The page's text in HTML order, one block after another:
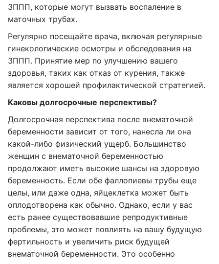
ЗППП, которые могут вызвать воспаление в
маточных трубах.
Регулярно посещайте врача, включая регулярные
гинекологические осмотры и обследования на
ЗППП. Принятие мер по улучшению вашего
здоровья, таких как отказ от курения, также
является хорошей профилактической стратегией.
Каковы долгосрочные перспективы?
Долгосрочная перспектива после внематочной
беременности зависит от того, нанесла ли она
какой-либо физический ущерб. Большинство
женщин с внематочной беременностью
продолжают иметь высокие шансы на здоровую
беременность. Если обе фаллопиевы трубы еще
целы, или даже одна, яйцеклетка может быть
оплодотворена как обычно. Однако, если у вас
есть ранее существовавшие репродуктивные
проблемы, это может повлиять на вашу будущую
фертильность и увеличить риск будущей
внематочной беременности. Это особенно